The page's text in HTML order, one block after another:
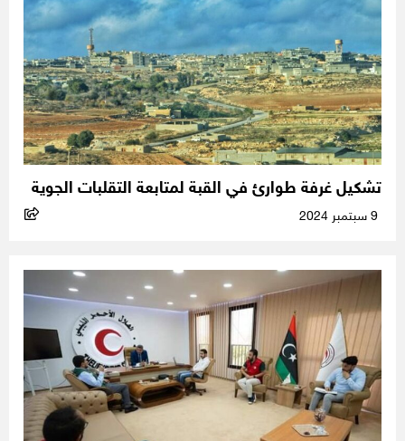
تشكيل غرفة طوارئ في القبة لمتابعة التقلبات الجوية